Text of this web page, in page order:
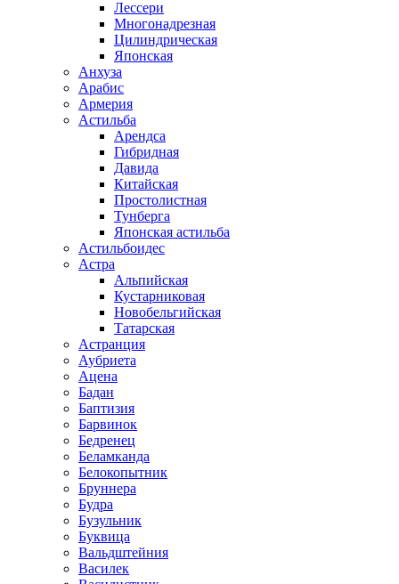
Лессери
Многонадрезная
Цилиндрическая
Японская
Анхуза
Арабис
Армерия
Астильба
Арендса
Гибридная
Давида
Китайская
Простолистная
Тунберга
Японская астильба
Астильбоидес
Астра
Альпийская
Кустарниковая
Новобельгийская
Татарская
Астранция
Аубриета
Ацена
Бадан
Баптизия
Барвинок
Бедренец
Беламканда
Белокопытник
Бруннера
Будра
Бузульник
Буквица
Вальдштейния
Василек